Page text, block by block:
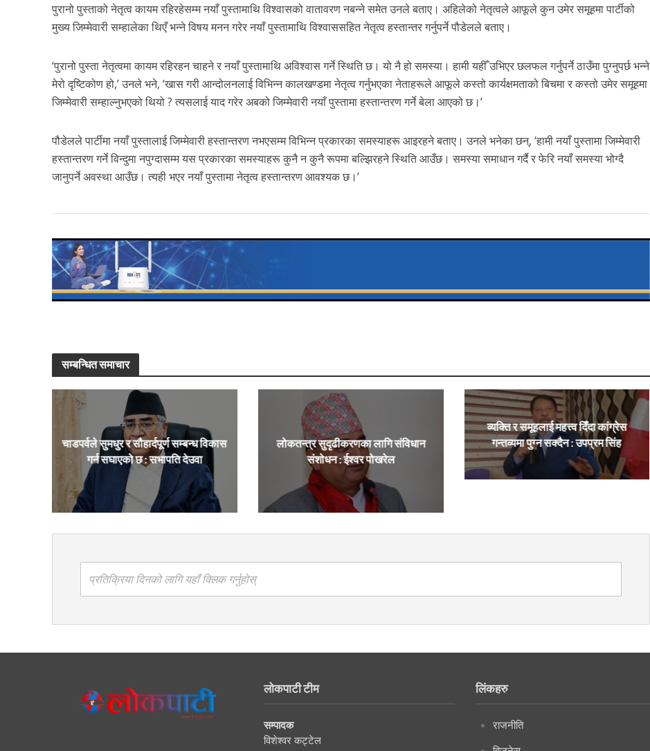
पुरानो पुस्ताको नेतृत्व कायम रहिरहेसम्म नयाँ पुस्तामाथि विश्वासको वातावरण नबन्ने समेत उनले बताए। अहिलेको नेतृत्वले आफूले कुन उमेर समूहमा पार्टीको
मुख्य जिम्मेवारी सम्हालेका थिएँ भन्ने विषय मनन गरेर नयाँ पुस्तामाथि विश्वाससहित नेतृत्व हस्तान्तर गर्नुपर्ने पौडेलले बताए।
‘पुरानो पुस्ता नेतृत्वमा कायम रहिरहन चाहने र नयाँ पुस्तामाथि अविश्वास गर्ने स्थिति छ। यो नै हो समस्या। हामी यहीँ उभिएर छलफल गर्नुपर्ने ठाउँमा पुग्नुपर्छ भन्ने
मेरो दृष्टिकोण हो,’ उनले भने, ‘खास गरी आन्दोलनलाई विभिन्न कालखण्डमा नेतृत्व गर्नुभएका नेताहरूले आफूले कस्तो कार्यक्षमताको बिचमा र कस्तो उमेर समूहमा
जिम्मेवारी सम्हाल्नुभएको थियो ? त्यसलाई याद गरेर अबको जिम्मेवारी नयाँ पुस्तामा हस्तान्तरण गर्ने बेला आएको छ।’
पौडेलले पार्टीमा नयाँ पुस्तालाई जिम्मेवारी हस्तान्तरण नभएसम्म विभिन्न प्रकारका समस्याहरू आइरहने बताए। उनले भनेका छन्, ‘हामी नयाँ पुस्तामा जिम्मेवारी
हस्तान्तरण गर्ने विन्दुमा नपुग्दासम्म यस प्रकारका समस्याहरू कुनै न कुनै रूपमा बल्झिरहने स्थिति आउँछ। समस्या समाधान गर्दै र फेरि नयाँ समस्या भोग्दै
जानुपर्ने अवस्था आउँछ। त्यही भएर नयाँ पुस्तामा नेतृत्व हस्तान्तरण आवश्यक छ।’
सम्बन्धित समाचार
चाडपर्वले सुमधुर र सौहार्दपूर्ण सम्बन्ध विकास
गर्न सघाएको छ : सभापति देउवा
लोकतन्त्र सुदृढीकरणका लागि संविधान
संशोधन : ईश्वर पोखरेल
व्यक्ति र समूहलाई महत्त्व दिँदा कांग्रेस
गन्तव्यमा पुग्न सक्दैन : उपप्रम सिंह
प्रतिक्रिया दिनको लागि यहाँ क्लिक गर्नुहोस्
लोकपाटी टीम
सम्पादक
विशेश्वर कट्टेल
लिंकहरु
राजनीति